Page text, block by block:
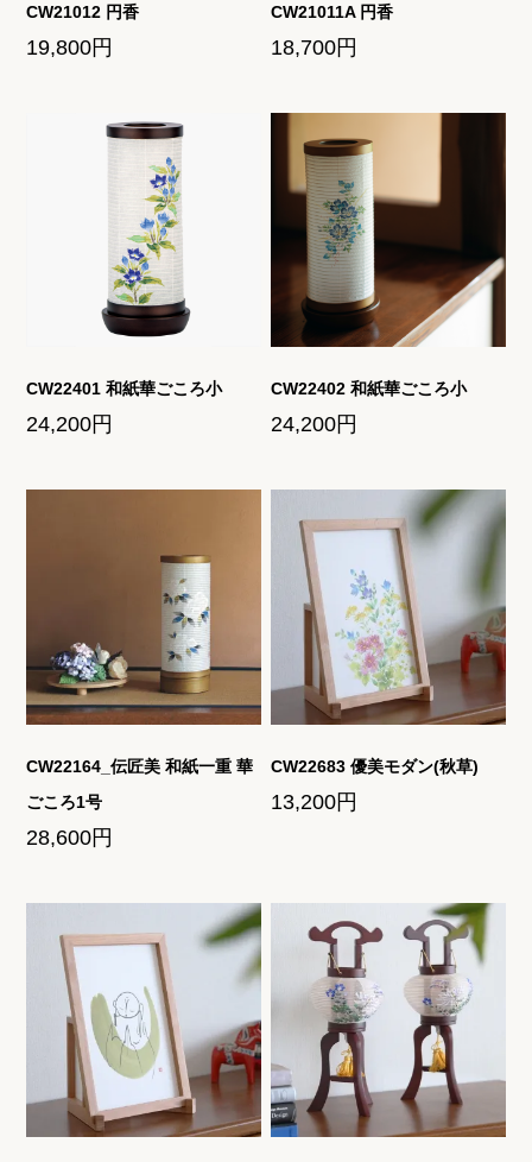
CW21012 円香
19,800円
CW21011A 円香
18,700円
CW22401 和紙華ごころ小
24,200円
CW22402 和紙華ごころ小
24,200円
CW22164_伝匠美 和紙一重 華
ごころ1号
28,600円
CW22683 優美モダン(秋草)
13,200円